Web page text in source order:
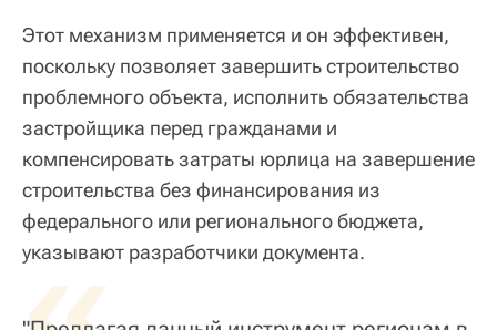
Этот механизм применяется и он эффективен,
поскольку позволяет завершить строительство
проблемного объекта, исполнить обязательства
застройщика перед гражданами и
компенсировать затраты юрлица на завершение
строительства без финансирования из
федерального или регионального бюджета,
указывают разработчики документа.